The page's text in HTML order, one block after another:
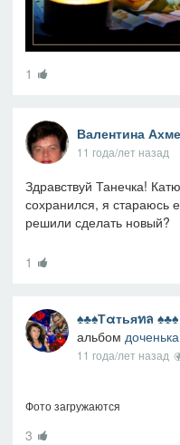
1
Валентина
11 года/лет назад
Здравствуй Танечка!
сохранился, я стараюсь
решили сделать новый?
1
♠♣♠Тαтьяทล ♠♣♠
альбом доченька
11 года/лет назад
Фото загружаются
3